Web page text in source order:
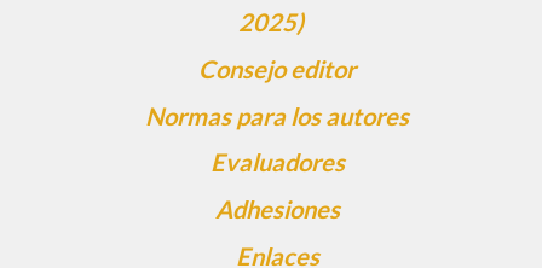
2025)
Consejo editor
Normas para los autores
Evaluadores
Adhesiones
Enlaces